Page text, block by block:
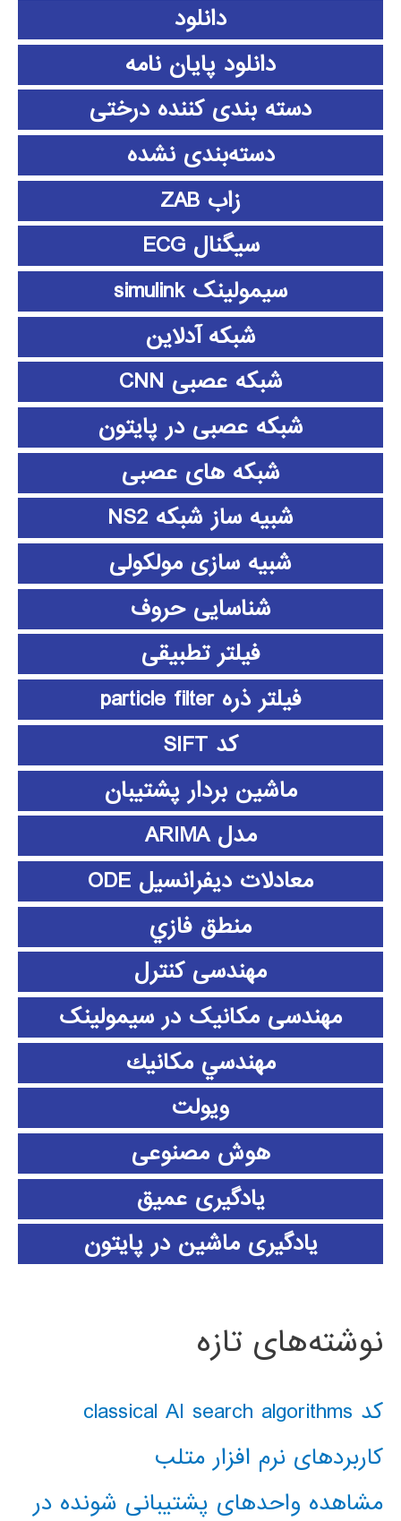
دانلود
دانلود پايان نامه
دسته بندی کننده درختی
دسته‌بندی نشده
زاب ZAB
سیگنال ECG
سیمولینک simulink
شبکه آدلاین
شبکه عصبی CNN
شبکه عصبی در پایتون
شبکه های عصبی
شبیه ساز شبکه NS2
شبیه سازی مولکولی
شناسایی حروف
فیلتر تطبیقی
فیلتر ذره particle filter
کد SIFT
ماشین بردار پشتیبان
مدل ARIMA
معادلات دیفرانسیل ODE
منطق فازي
مهندسی کنترل
مهندسی مکانیک در سیمولینک
مهندسي مكانيك
ویولت
هوش مصنوعی
یادگیری عمیق
یادگیری ماشین در پایتون
نوشته‌های تازه
کد classical AI search algorithms
کاربردهای نرم افزار متلب
مشاهده واحدهای پشتیبانی شونده در